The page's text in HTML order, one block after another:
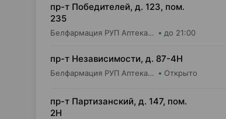
пр-т Победителей, д. 123, пом.
235
Белфармация РУП Аптека №104 до 21:00
пр-т Независимости, д. 87-4Н
Белфармация РУП Аптека №32 (дежурная) Открыто
пр-т Партизанский, д. 147, пом.
2Н